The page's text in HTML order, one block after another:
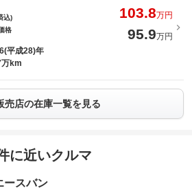
込)
103.8万円
格
95.9万円
平成28)年
km
売店の在庫一覧を見る
に近いクルマ
ースバン